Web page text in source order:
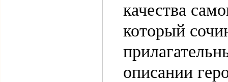
качества
который
описании